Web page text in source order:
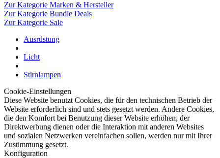
Zur Kategorie Marken & Hersteller
Zur Kategorie Bundle Deals
Zur Kategorie Sale
Ausrüstung
Licht
Stirnlampen
Cookie-Einstellungen
Diese Website benutzt Cookies, die für den technischen Betrieb der
Website erforderlich sind und stets gesetzt werden. Andere Cookies,
die den Komfort bei Benutzung dieser Website erhöhen, der
Direktwerbung dienen oder die Interaktion mit anderen Websites
und sozialen Netzwerken vereinfachen sollen, werden nur mit Ihrer
Zustimmung gesetzt.
Konfiguration